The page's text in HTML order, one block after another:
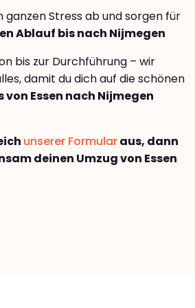
ganzen Stress ab und sorgen für
Ablauf bis nach Nijmegen
bis zur Durchführung – wir
damit du dich auf die schönen
von Essen nach Nijmegen
unserer Formularaus, dann
deinen Umzug von Essen